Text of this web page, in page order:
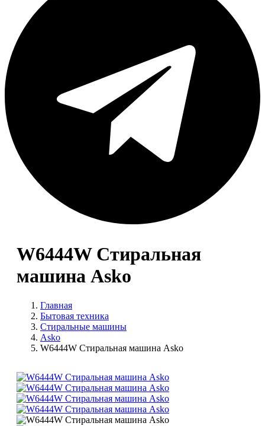
W6444W Стиральная
машина Asko
Главная
Бытовая техника
Стиральные машины
Asko
W6444W Стиральная машина Asko